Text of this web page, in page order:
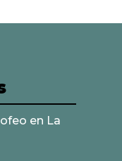
en La